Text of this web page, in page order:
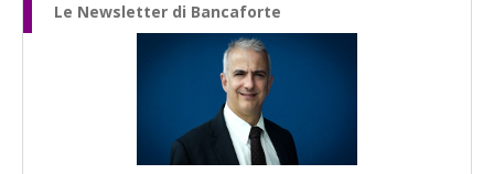
Le Newsletter di Bancaforte